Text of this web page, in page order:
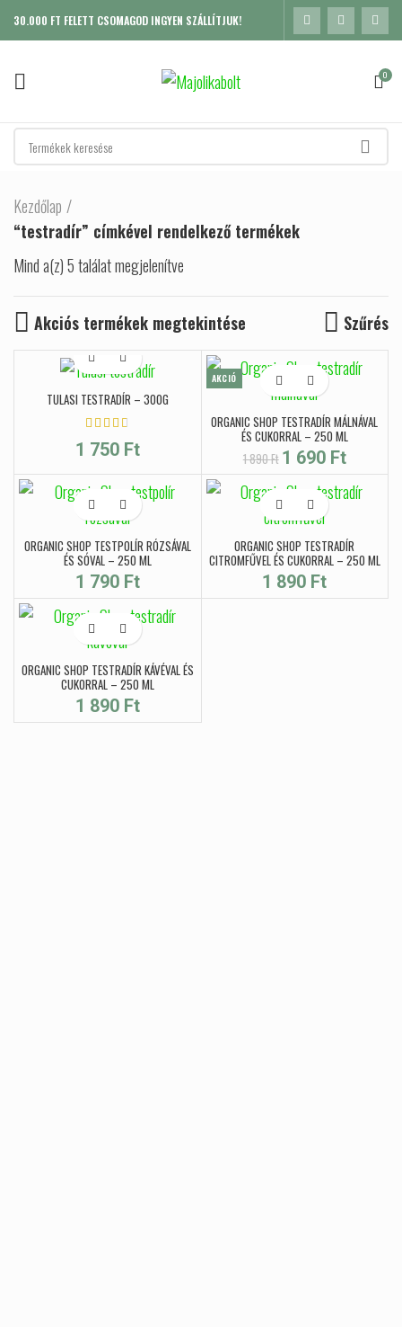
30.000 FT FELETT CSOMAGOD INGYEN SZÁLLÍTJUK!
0
Kezdőlap
“testradír” címkével rendelkező termékek
Mind a(z) 5 találat megjelenítve
Akciós termékek megtekintése Szűrés
TULASI TESTRADÍR – 300G
1 750 Ft
AKCIÓ
ORGANIC SHOP TESTRADÍR MÁLNÁVAL
ÉS CUKORRAL – 250 ML
1 890Ft
Original price was: 1
890 Ft.
1 690 Ft
price is: 1
690 Ft.
ORGANIC SHOP TESTPOLÍR RÓZSÁVAL
ÉS SÓVAL – 250 ML
1 790 Ft
ORGANIC SHOP TESTRADÍR
CITROMFŰVEL ÉS CUKORRAL – 250 ML
1 890 Ft
ORGANIC SHOP TESTRADÍR KÁVÉVAL ÉS
CUKORRAL – 250 ML
1 890 Ft